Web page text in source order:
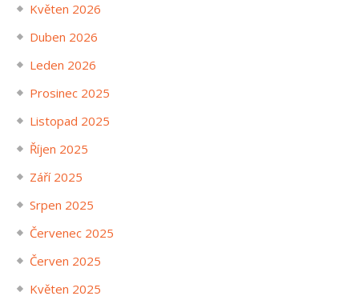
Květen 2026
Duben 2026
Leden 2026
Prosinec 2025
Listopad 2025
Říjen 2025
Září 2025
Srpen 2025
Červenec 2025
Červen 2025
Květen 2025